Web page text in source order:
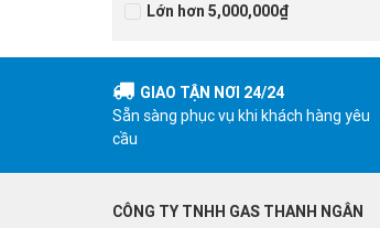
Lớn hơn 5,000,000₫
GIAO TẬN NƠI 24/24
Sẵn sàng phục vụ khi khách hàng yêu
cầu
CÔNG TY TNHH GAS THANH NGÂN